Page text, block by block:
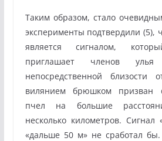
Таким образом, стало
эксперименты подтвердили (5),
является сигналом,
приглашает членов
непосредственной
вилянием брюшком призван
пчел на большие
несколько километров.
«дальше 50 м» не сработал